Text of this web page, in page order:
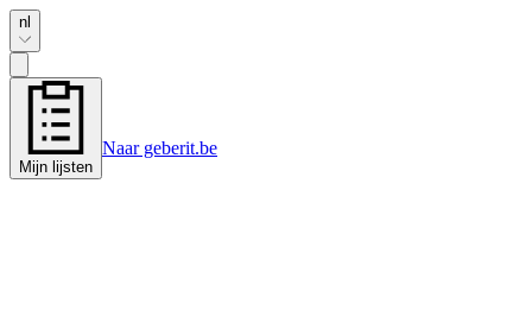
nl
Mijn lijsten
Naar geberit.be